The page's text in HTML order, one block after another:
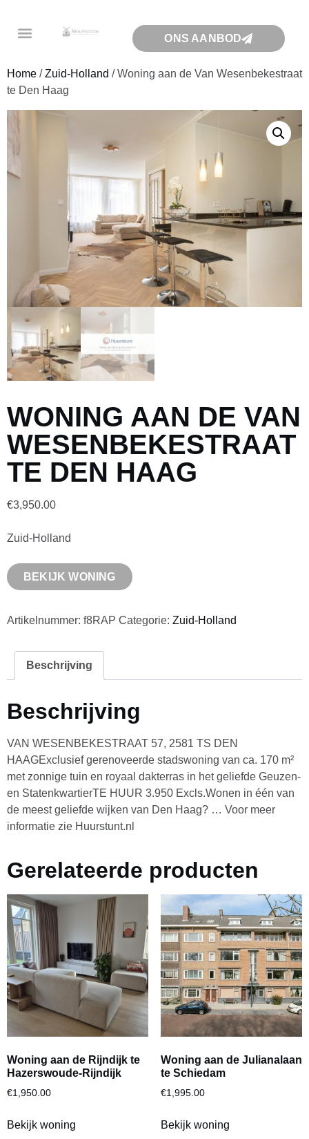
ONS AANBOD
Home /Zuid-Holland / Woning aan de Van Wesenbekestraat
te Den Haag
WONING AAN DE VAN
WESENBEKESTRAAT
TE DEN HAAG
€3,950.00
Zuid-Holland
BEKIJK WONING
Artikelnummer: f8RAP Categorie: Zuid-Holland
Beschrijving
Beschrijving
VAN WESENBEKESTRAAT 57, 2581 TS DEN
HAAGExclusief gerenoveerde stadswoning van ca. 170 m²
met zonnige tuin en royaal dakterras in het geliefde Geuzen-
en StatenkwartierTE HUUR 3.950 Excls.Wonen in één van
de meest geliefde wijken van Den Haag? … Voor meer
informatie zie Huurstunt.nl
Gerelateerde producten
Woning aan de Rijndijk te
Hazerswoude-Rijndijk
€1,950.00
Bekijk woning
Woning aan de Julianalaan
te Schiedam
€1,995.00
Bekijk woning